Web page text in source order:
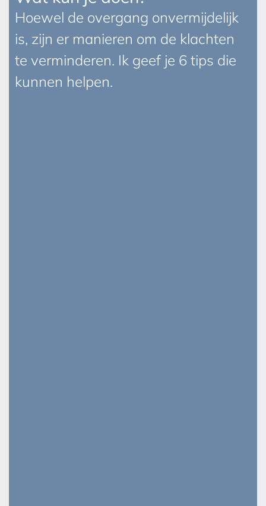
Hoewel de overgang onvermijdelijk
is, zijn er manieren om de klachten
te verminderen. Ik geef je 6 tips die
kunnen helpen.